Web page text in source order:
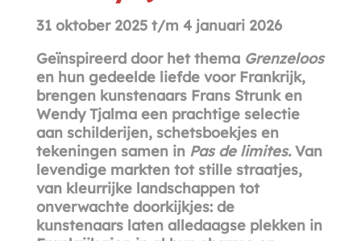
31 oktober 2025 t/m 4 januari 2026
Geïnspireerd door het thema Grenzeloos
en hun gedeelde liefde voor Frankrijk,
brengen kunstenaars Frans Strunk en
Wendy Tjalma een prachtige selectie
aan schilderijen, schetsboekjes en
tekeningen samen in Pas de limites.Van
levendige markten tot stille straatjes,
van kleurrijke landschappen tot
onverwachte doorkijkjes: de
kunstenaars laten alledaagse plekken in